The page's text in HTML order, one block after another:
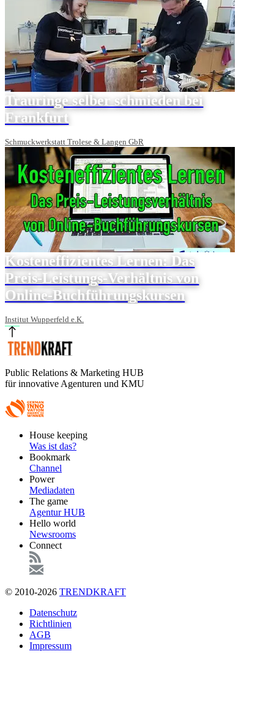
Trauringe selber schmieden bei
Frankfurt
Schmuckwerkstatt Trolese & Langen GbR
Kosteneffizientes Lernen: Das
Preis-Leistungs-Verhältnis von
Online-Buchführungskursen
Institut Wupperfeld e.K.
Public Relations & Marketing HUB
für innovative Agenturen und KMU
FooterHouse keeping
Was ist das?
Bookmark
Channel
Power
Mediadaten
The game
Agentur HUB
Hello world
Newsrooms
Connect
© 2010-2026 TRENDKRAFT
FußzeileDatenschutz
Richtlinien
AGB
Impressum